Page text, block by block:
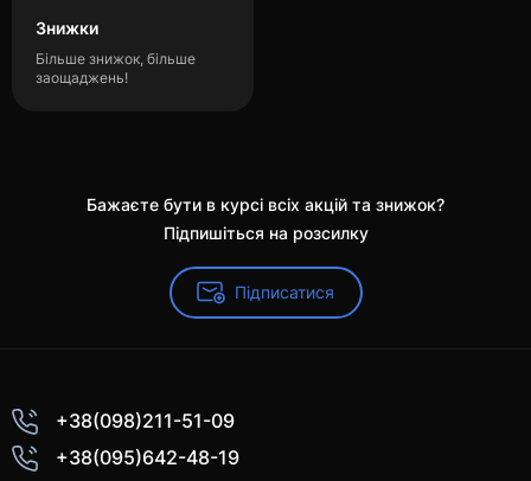
Знижки
Більше знижок, більше
заощаджень!
Бажаєте бути в курсі всіх акцій та знижок?
Підпишіться на розсилку
Підписатися
+38(098)211-51-09
+38(095)642-48-19